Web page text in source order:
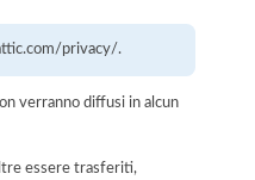
privacy/.
verranno diffusi in alcun
essere trasferiti,